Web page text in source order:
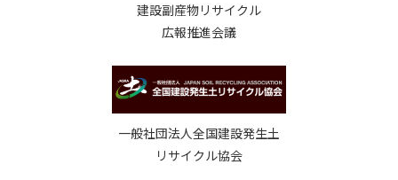
建設副産物リサイクル
広報推進会議
一般社団法人全国建設発生土
リサイクル協会